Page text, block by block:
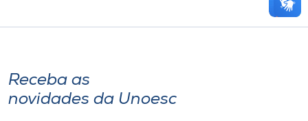
Receba as
novidades da Unoesc